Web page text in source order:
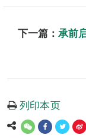
下一篇： 承前
列印本页